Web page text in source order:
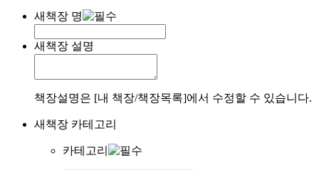
새책장 명
새책장 설명
책장설명은 [내 책장/책장목록]에서 수정할 수 있습니다.
새책장 카테고리
카테고리